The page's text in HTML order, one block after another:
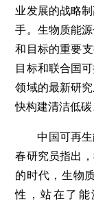
业发展的战略
手。生物质能
和目标的重要
目标和联合国
领域的最新研
快构建清洁低
中国可再
春研究员指出
的时代，生物
性，站在了